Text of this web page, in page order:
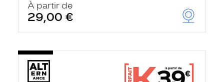
À partir de
29,00 €